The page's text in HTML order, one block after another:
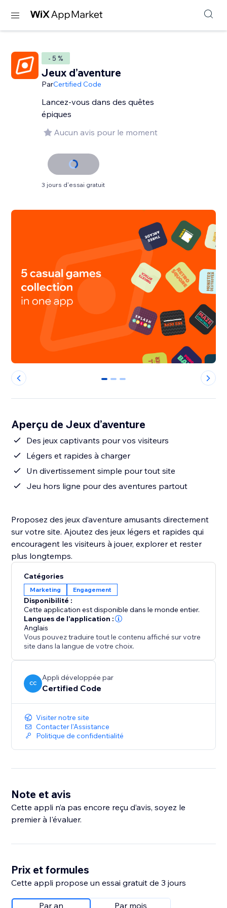
- 5 %
Jeux d’aventure
ParCertified Code
Lancez-vous dans des quêtes
épiques
Aucun avis pour le moment
3 jours d'essai gratuit
0 1 2
Aperçu de Jeux d’aventure
Des jeux captivants pour vos visiteurs
Légers et rapides à charger
Un divertissement simple pour tout site
Jeu hors ligne pour des aventures partout
Proposez des jeux d’aventure amusants directement
sur votre site. Ajoutez des jeux légers et rapides qui
encouragent les visiteurs à jouer, explorer et rester
plus longtemps.
Catégories
Marketing Engagement
Disponibilité :
Cette application est disponible dans le monde entier.
Langues de l'application :
Anglais
Vous pouvez traduire tout le contenu affiché sur votre
site dans la langue de votre choix.
CC
Appli développée par
Certified Code
Visiter notre site
Contacter l'Assistance
Politique de confidentialité
Note et avis
Cette appli n’a pas encore reçu d’avis, soyez le
premier à l'évaluer.
Prix et formules
Cette appli propose un essai gratuit de 3 jours
Par an Par mois